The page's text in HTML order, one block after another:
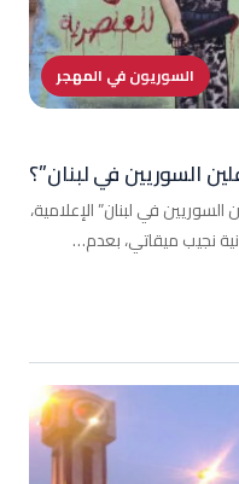
السوريون في المهجر
السوريين في لبنان”؟
في لبنان” الإعلامية،
نجيب ميقاتي، بعدم…